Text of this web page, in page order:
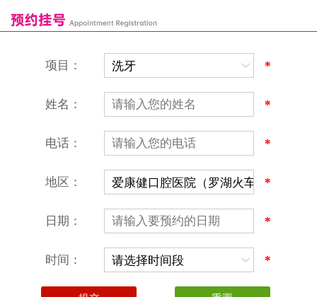
恒乐口腔诊所
富港口腔诊所
营业时间：9:00-18:00
（节假日照常上班）
微信线上预约：aikangjian1995
微信小程序：爱康健齿科
本网站信息仅供参考，不作为诊疗及医疗根据
项目： *
姓名： *
电话： *
地区： *
日期： *
时间： *